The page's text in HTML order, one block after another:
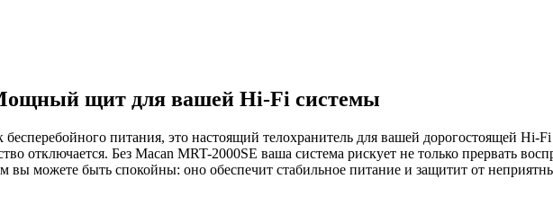
щит для вашей Hi-Fi системы
питания, это настоящий телохранитель для вашей дорогостоящей Hi-
отключается. Без Macan MRT-2000SE ваша система рискует не только прервать
вы можете быть спокойны: оно обеспечит стабильное питание и защитит от